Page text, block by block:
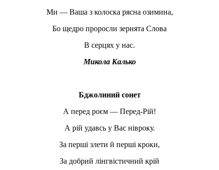
Ми — Ваша з колоска рясна озимина,
Бо щедро проросли зернята Слова
В серцях у нас.
Микола Калько
Бджолиний сонет
А перед роєм — Перед-Рій!
А рій удавсь у Вас нівроку.
За перші злети й перші кроки,
За добрий лінгвістичний крій